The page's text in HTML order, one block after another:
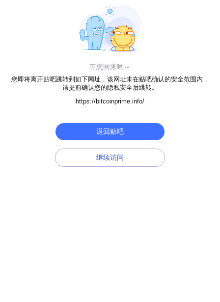
等您回来哟～
您即将离开贴吧跳转到如下网址，该网址未在贴吧确认的安全范围内，
请提前确认您的隐私安全后跳转。
https://bitcoinprime.info/
返回贴吧
继续访问